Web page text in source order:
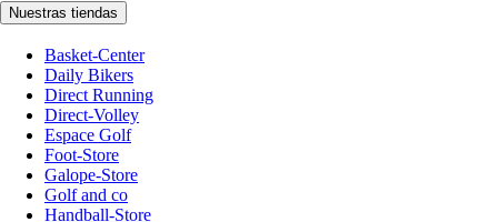
Nuestras tiendas
Basket-Center
Daily Bikers
Direct Running
Direct-Volley
Espace Golf
Foot-Store
Galope-Store
Golf and co
Handball-Store